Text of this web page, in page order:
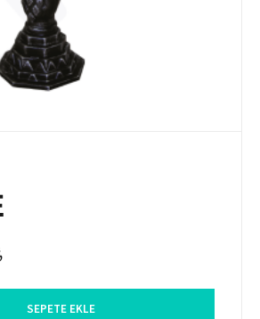
SEPETE EKLE